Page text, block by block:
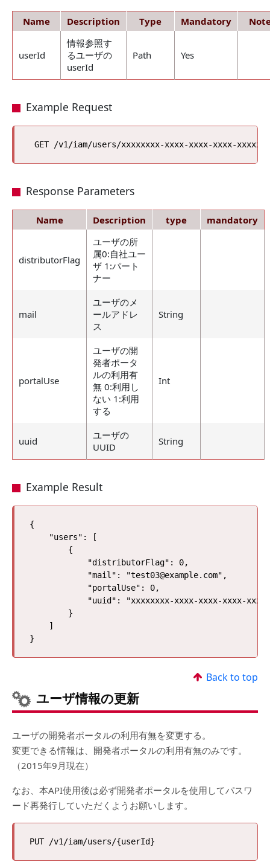
Name Description Type Mandatory
userId
情報参照す
るユーザの
userId
Path Yes
Example Request
Response Parameters
Name Description type mandatory
distributorFlag
ユーザの所
属0:自社ユー
ザ 1:パート
ナー
mail
ユーザのメ
ールアドレ
ス
String
portalUse
ユーザの開
発者ポータ
ルの利用有
無 0:利用し
ない 1:利用
する
Int
uuid
ユーザの
UUID
String
Example Result
{
    "users": [
        {
            "distributorFlag": 0,
            "mail": "test03@example.com",
            "portalUse": 0,
"uuid": "xxxxxxxx-xxxx-xxxx-xxxx-
        }
    ]
Back to top
ユーザ情報の更新
ユーザの開発者ポータルの利用有無を変更する。
変更できる情報は、開発者ポータルの利用有無のみです。
（2015年9月現在）
なお、本API使用後は必ず開発者ポータルを使用してパスワ
ード再発行していただくようお願いします。